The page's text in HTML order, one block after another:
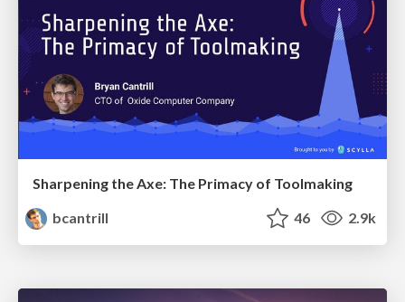
Sharpening the Axe: The Primacy of Toolmaking
bcantrill
46 2.9k